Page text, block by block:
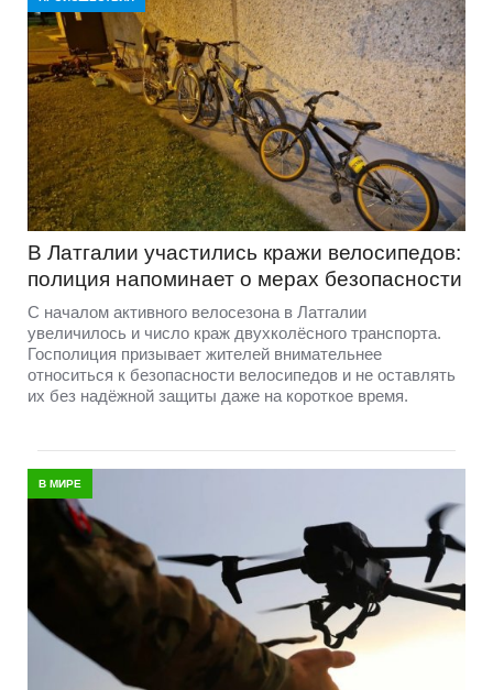
В Латгалии участились кражи велосипедов:
полиция напоминает о мерах безопасности
С началом активного велосезона в Латгалии
увеличилось и число краж двухколёсного транспорта.
Госполиция призывает жителей внимательнее
относиться к безопасности велосипедов и не оставлять
их без надёжной защиты даже на короткое время.
В МИРЕ